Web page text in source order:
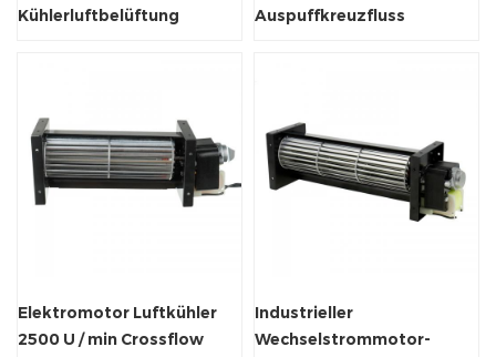
Kühlerluftbelüftung
Auspuffkreuzfluss
Elektromotor Luftkühler
2500 U / min Crossflow
Industrieller
Wechselstrommotor-